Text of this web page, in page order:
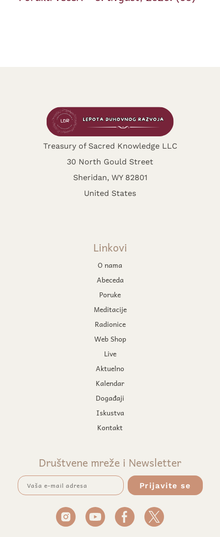
Treasury of Sacred Knowledge LLC
30 North Gould Street
Sheridan, WY 82801
United States
Linkovi
O nama
Abeceda
Poruke
Meditacije
Radionice
Web Shop
Live
Aktuelno
Kalendar
Događaji
Iskustva
Kontakt
Društvene mreže i Newsletter